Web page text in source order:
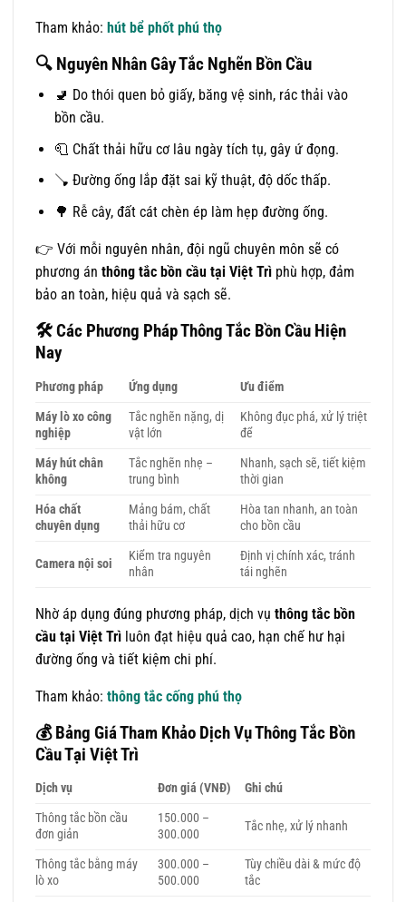
Tham khảo: hút bể phốt phú thọ
🔍 Nguyên Nhân Gây Tắc Nghẽn Bồn Cầu
🚽 Do thói quen bỏ giấy, băng vệ sinh, rác thải vào
bồn cầu.
🧻 Chất thải hữu cơ lâu ngày tích tụ, gây ứ đọng.
🪠 Đường ống lắp đặt sai kỹ thuật, độ dốc thấp.
🌳 Rễ cây, đất cát chèn ép làm hẹp đường ống.
👉 Với mỗi nguyên nhân, đội ngũ chuyên môn sẽ có
phương án thông tắc bồn cầu tại Việt Trì phù hợp, đảm
bảo an toàn, hiệu quả và sạch sẽ.
🛠Các Phương Pháp Thông Tắc Bồn Cầu Hiện
Nay
Phương pháp Ứng dụng
Ưu điểm
Máy lò xo công
nghiệp
Tắc nghẽn nặng, dị
vật lớn
Không đục phá, xử lý triệt
để
Máy hút chân
không
Tắc nghẽn nhẹ –
trung bình
Nhanh, sạch sẽ, tiết kiệm
thời gian
Hóa chất
chuyên dụng
Mảng bám, chất
thải hữu cơ
Hòa tan nhanh, an toàn
cho bồn cầu
Camera nội soi
Kiểm tra nguyên
nhân
Định vị chính xác, tránh
tái nghẽn
Nhờ áp dụng đúng phương pháp, dịch vụ thông tắc bồn
cầu tại Việt Trì luôn đạt hiệu quả cao, hạn chế hư hại
đường ống và tiết kiệm chi phí.
Tham khảo: thông tắc cống phú thọ
💰Bảng Giá Tham Khảo Dịch Vụ Thông Tắc Bồn
Cầu Tại Việt Trì
Dịch vụ Đơn giá (VNĐ)
Ghi chú
Thông tắc bồn cầu
đơn giản
150.000 –
300.000
Tắc nhẹ, xử lý nhanh
Thông tắc bằng máy
lò xo
300.000 –
500.000
Tùy chiều dài & mức độ
tắc